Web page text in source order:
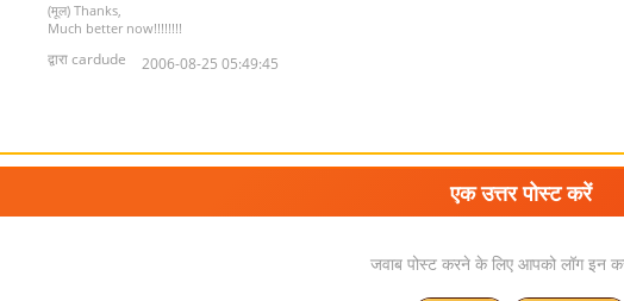
(मूल) Thanks,
Much better now!!!!!!!!
द्वारा cardude 2006-08-25 05:49:45
एक उत्तर पोस्ट करें
जवाब पोस्ट करने के लिए आपको लॉग इन